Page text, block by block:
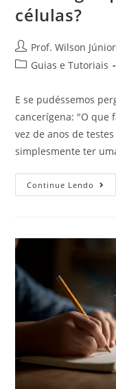
células?
Prof. Wilson Júnior
Guias e Tutoriais
E se pudéssemos
cancerígena: "O que
vez de anos de
simplesmente ter
Continue Lendo